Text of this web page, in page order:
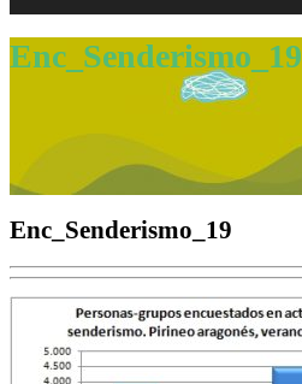
Enc_Senderismo_19
Enc_Senderismo_19